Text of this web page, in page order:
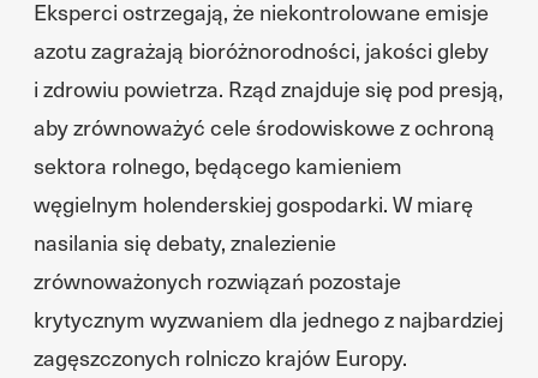
Eksperci ostrzegają, że niekontrolowane emisje
azotu zagrażają bioróżnorodności, jakości gleby
i zdrowiu powietrza. Rząd znajduje się pod presją,
aby zrównoważyć cele środowiskowe z ochroną
sektora rolnego, będącego kamieniem
węgielnym holenderskiej gospodarki. W miarę
nasilania się debaty, znalezienie
zrównoważonych rozwiązań pozostaje
krytycznym wyzwaniem dla jednego z najbardziej
zagęszczonych rolniczo krajów Europy.